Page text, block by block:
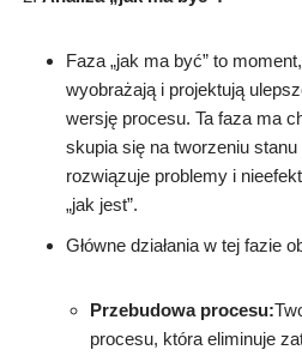
Faza „jak ma być” to
wyobrażają i projektują
wersję procesu. Ta faza ma
skupia się na tworzeniu stanu
rozwiązuje problemy i
„jak jest”.
Główne działania w tej fazie
Przebudowa procesu:
procesu, która eliminuje